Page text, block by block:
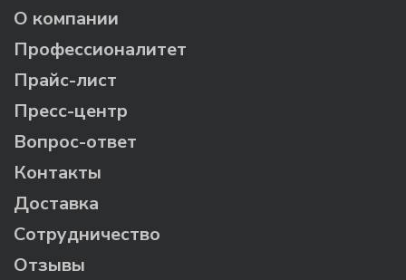
О компании
Профессионалитет
Прайс-лист
Пресс-центр
Вопрос-ответ
Контакты
Доставка
Сотрудничество
Отзывы